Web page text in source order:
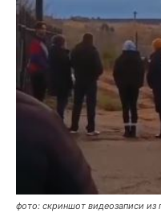
фото: скриншот видеозаписи из